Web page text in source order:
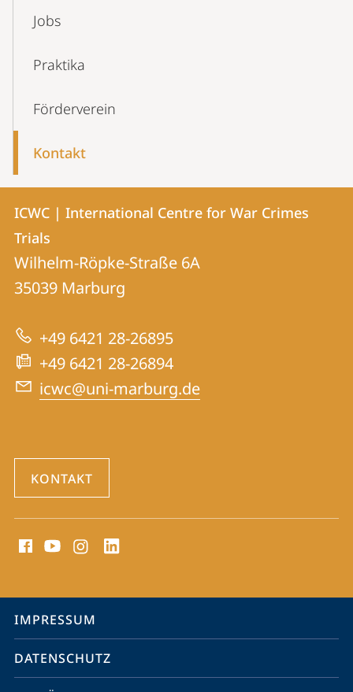
Jobs
Praktika
Förderverein
Kontakt
Kontakt
und
Informationen
zur
Website
Kontaktinformationen
ICWC
|
International
for
War
Crimes
Trials
ICWC | International Centre for War Crimes
Trials
Wilhelm-Röpke-Straße 6A
35039 Marburg
+49 6421 28-26895
+49 6421 28-26894
icwc@uni-marburg.de
KONTAKT
Media
Service-
Navigation
IMPRESSUM
DATENSCHUTZ